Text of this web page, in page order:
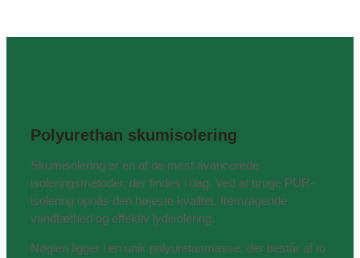
Polyurethan skumisolering
Skumisolering er en af de mest avancerede
isoleringsmetoder, der findes i dag. Ved at bruge PUR-
isolering opnås den højeste kvalitet, fremragende
vandtæthed og effektiv lydisolering.
Nøglen ligger i en unik polyuretanmasse, der består af to